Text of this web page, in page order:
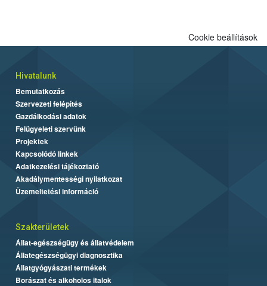
Cookie beállítások
Hivatalunk
Bemutatkozás
Szervezeti felépítés
Gazdálkodási adatok
Felügyeleti szervünk
Projektek
Kapcsolódó linkek
Adatkezelési tájékoztató
Akadálymentességi nyilatkozat
Üzemeltetési információ
Szakterületek
Állat-egészségügy és állatvédelem
Állategészségügyi diagnosztika
Állatgyógyászati termékek
Borászat és alkoholos italok